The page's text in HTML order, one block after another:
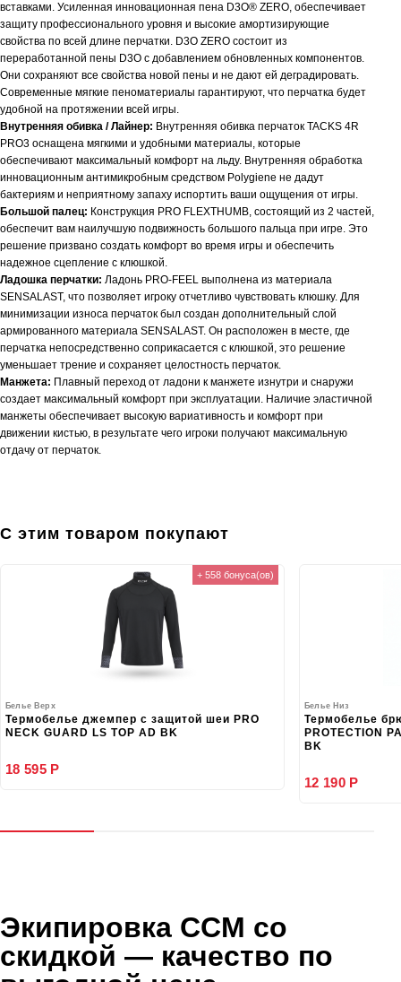
вставками. Усиленная инновационная пена D3O® ZERO, обеспечивает
защиту профессионального уровня и высокие амортизирующие
свойства по всей длине перчатки. D3O ZERO состоит из
переработанной пены D3O с добавлением обновленных компонентов.
Они сохраняют все свойства новой пены и не дают ей деградировать.
Современные мягкие пеноматериалы гарантируют, что перчатка будет
удобной на протяжении всей игры.
Внутренняя обивка / Лайнер: Внутренняя обивка перчаток TACKS 4R
PRO3 оснащена мягкими и удобными материалы, которые
обеспечивают максимальный комфорт на льду. Внутренняя обработка
инновационным антимикробным средством Polygiene не дадут
бактериям и неприятному запаху испортить ваши ощущения от игры.
Большой палец: Конструкция PRO FLEXTHUMB, состоящий из 2 частей,
обеспечит вам наилучшую подвижность большого пальца при игре. Это
решение призвано создать комфорт во время игры и обеспечить
надежное сцепление с клюшкой.
Ладошка перчатки: Ладонь PRO-FEEL выполнена из материала
SENSALAST, что позволяет игроку отчетливо чувствовать клюшку. Для
минимизации износа перчаток был создан дополнительный слой
армированного материала SENSALAST. Он расположен в месте, где
перчатка непосредственно соприкасается с клюшкой, это решение
уменьшает трение и сохраняет целостность перчаток.
Манжета: Плавный переход от ладони к манжете изнутри и снаружи
создает максимальный комфорт при эксплуатации. Наличие эластичной
манжеты обеспечивает высокую вариативность и комфорт при
движении кистью, в результате чего игроки получают максимальную
отдачу от перчаток.
С этим товаром покупают
+ 558 бонуса(ов)
Белье Верх
Термобелье джемпер с защитой шеи PRO
NECK GUARD LS TOP AD BK
18 595 Р
Белье Низ
Термобелье
PROTECTION
BK
12 190 Р
Экипировка CCM со
скидкой — качество по